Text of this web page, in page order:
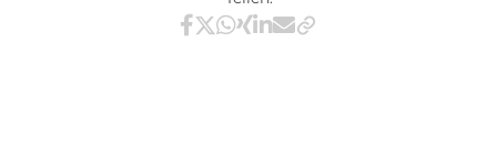
Teilen via Facebook
Teilen via X / Twitter
Teilen via WhatsApp
Teilen via Xing
Teilen via LinkedIn
Teilen via E-Mail